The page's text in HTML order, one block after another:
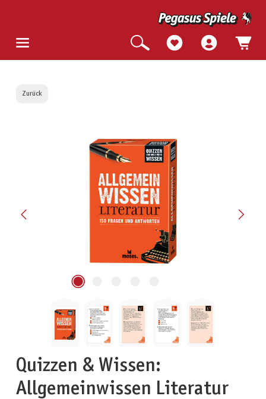
Zurück
Bildergalerie überspringen
Quizzen & Wissen:
Allgemeinwissen Literatur